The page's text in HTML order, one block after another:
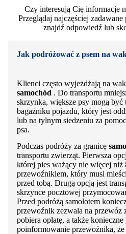
Czy interesują Cię informacje
Przeglądaj najczęściej
znajdź odpowiedź lub
Jak podróżować z psem na
Klienci często wyjeżdżają na
samochód . Do transportu
skrzynka, większe psy mogą być
bagażniku pojazdu, który jest
lub na tylnym siedzeniu za
psa.
Podczas podróży za granicę
transportu zwierząt. Pierwsza
której pies ważący nie więcej niż
przewoźnikiem, który musi
przed tobą. Drugą opcją jest
skrzynce pocztowej
Przed podróżą samolotem
przewoźnik zezwala na przewóz
pobiera opłatę, a także
poinformowanie przewoźnika, że